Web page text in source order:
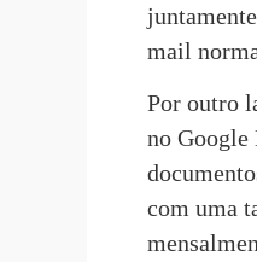
mail
Por outro
no
com uma